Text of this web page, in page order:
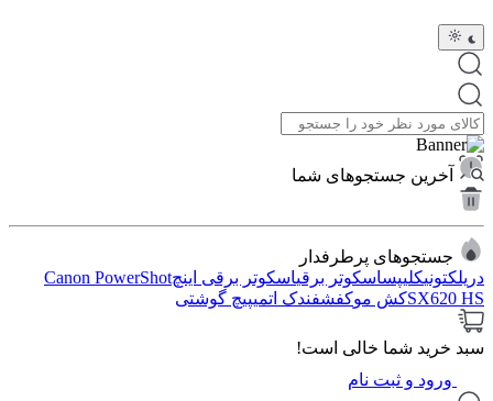
آخرین جستجوهای شما
جستجوهای پرطرفدار
دریلکتونیکلیپساسکوتر برقیاسکوتر برقی اینچCanon PowerShot
SX620 HSکش موکفشفندک اتمیپیچ گوشتی
سبد خرید شما خالی است!
ورود و ثبت نام